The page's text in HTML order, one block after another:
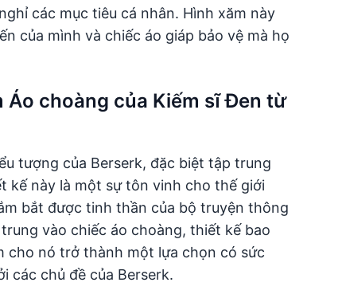
các mục tiêu cá nhân. Hình xăm này
của mình và chiếc áo giáp bảo vệ mà họ
choàng của Kiếm sĩ Đen từ
tượng của Berserk, đặc biệt tập trung
kế này là một sự tôn vinh cho thế giới
bắt được tinh thần của bộ truyện thông
vào chiếc áo choàng, thiết kế bao
cho nó trở thành một lựa chọn có sức
các chủ đề của Berserk.